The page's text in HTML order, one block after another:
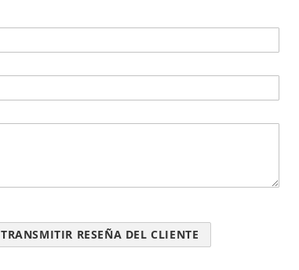
TRANSMITIR RESEÑA DEL CLIENTE